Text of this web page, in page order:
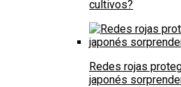
cultivos?
Redes rojas
japonés